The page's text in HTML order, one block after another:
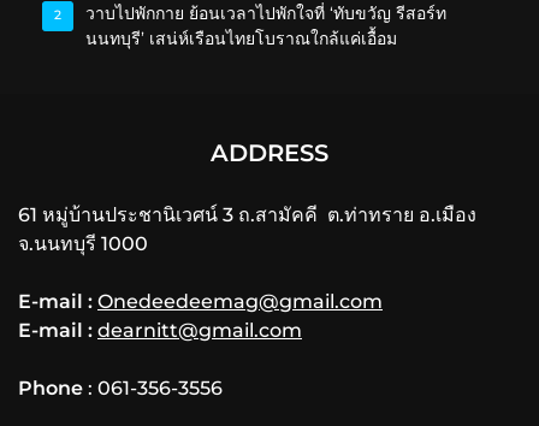
2
วาบไปพักกาย ย้อนเวลาไปพักใจที่ ‘ทับขวัญ รีสอร์ท
นนทบุรี’ เสน่ห์เรือนไทยโบราณใกล้แค่เอื้อม
ADDRESS
61 หมู่บ้านประชานิเวศน์ 3 ถ.สามัคคี ต.ท่าทราย อ.เมือง
จ.นนทบุรี 1000
E-mail : Onedeedeemag@gmail.com
E-mail : dearnitt@gmail.com
Phone : 061-356-3556